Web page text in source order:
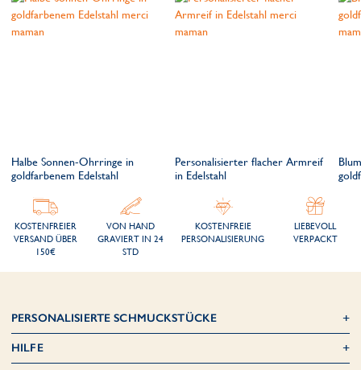
Halbe Sonnen-Ohrringe in
goldfarbenem Edelstahl
Personalisierter flacher Armreif
in Edelstahl
KOSTENFREIER
VERSAND ÜBER
150€
VON HAND
GRAVIERT IN 24
STD
KOSTENFREIE
PERSONALISIERUNG
LIEBEVOLL
VERPACKT
PERSONALISIERTE SCHMUCKSTÜCKE
HILFE